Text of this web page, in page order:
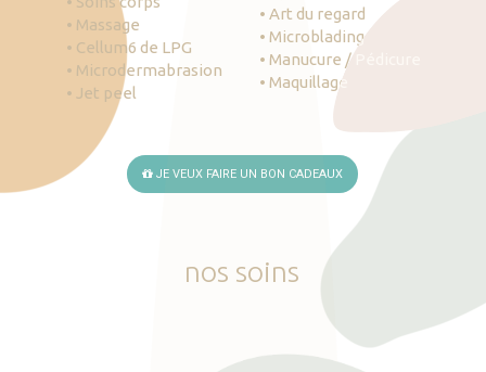
• Massage
• Cellum6 de LPG
• Microdermabrasion
• Jet peel
• Art du regard
• Microblading
• Manucure / Pédicure
• Maquillage
JE VEUX FAIRE UN BON CADEAUX
nos soins